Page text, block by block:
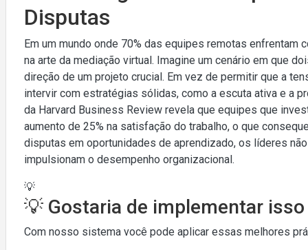
Disputas
Em um mundo onde 70% das equipes remotas
na arte da mediação virtual. Imagine um cenário em que
direção de um projeto crucial. Em vez de permitir que a
intervir com estratégias sólidas, como a escuta ativa e a
da Harvard Business Review revela que equipes que
aumento de 25% na satisfação do trabalho, o que
disputas em oportunidades de aprendizado, os líderes
impulsionam o desempenho organizacional.
💡
💡 Gostaria de implementar
Com nosso sistema você pode aplicar essas melhores